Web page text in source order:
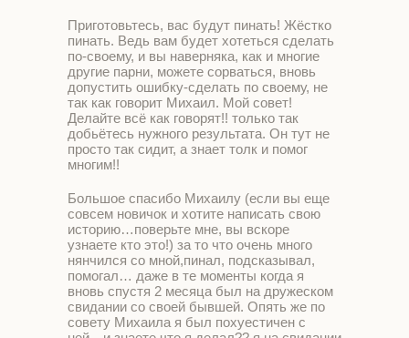
Приготовьтесь, вас будут пинать! Жёстко
пинать. Ведь вам будет хотеться сделать
по-своему, и вы наверняка, как и многие
другие парни, можете сорваться, вновь
допустить ошибку-сделать по своему, не
так как говорит Михаил. Мой совет!
Делайте всё как говорят!! только так
добьётесь нужного результата. Он тут не
просто так сидит, а знает толк и помог
многим!!
Большое спасибо Михаилу (если вы еще
совсем новичок и хотите написать свою
историю…поверьте мне, вы вскоре
узнаете кто это!) за то что очень много
нянчился со мной,пинал, подсказывал,
помогал… даже в те моменты когда я
вновь спустя 2 месяца был на дружеском
свидании со своей бывшей. Опять же по
совету Михаила я был похуестичен с